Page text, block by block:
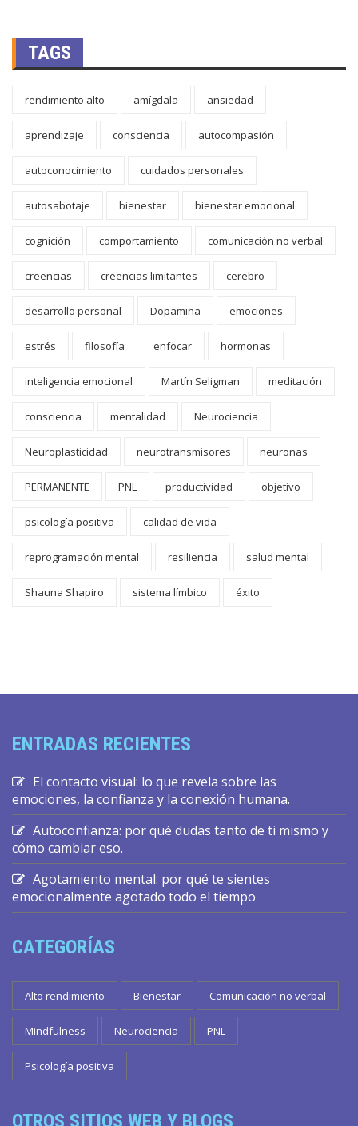
TAGS
rendimiento alto amígdala ansiedad
aprendizaje consciencia autocompasión
autoconocimiento cuidados personales
autosabotaje bienestar bienestar emocional
cognición comportamiento comunicación no verbal
creencias creencias limitantes cerebro
desarrollo personal Dopamina emociones
estrés filosofía enfocar hormonas
inteligencia emocional Martín Seligman meditación
consciencia mentalidad Neurociencia
Neuroplasticidad neurotransmisores neuronas
PERMANENTE PNL productividad objetivo
psicología positiva calidad de vida
reprogramación mental resiliencia salud mental
Shauna Shapiro sistema límbico éxito
ENTRADAS RECIENTES
El contacto visual: lo que revela sobre las
emociones, la confianza y la conexión humana.
Autoconfianza: por qué dudas tanto de ti mismo y
cómo cambiar eso.
Agotamiento mental: por qué te sientes
emocionalmente agotado todo el tiempo
CATEGORÍAS
Alto rendimiento Bienestar Comunicación no verbal
Mindfulness Neurociencia PNL
Psicología positiva
OTROS SITIOS WEB Y BLOGS